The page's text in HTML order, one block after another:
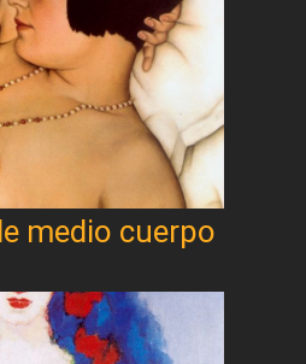
medio cuerpo